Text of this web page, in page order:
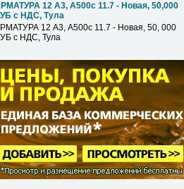
12 А3, А500c 11.7 - Новая, 50,000
с НДС, Тула
12 А3, А500c 11.7 - Новая, 50, 000
с НДС, Тула